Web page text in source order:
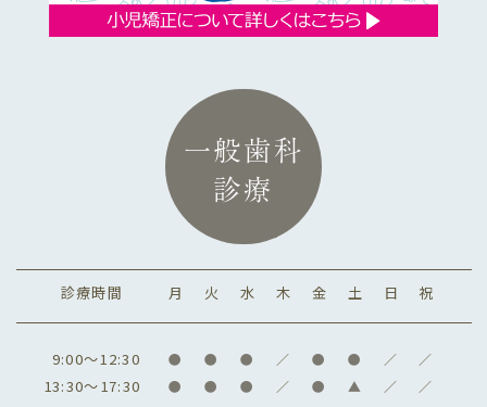
一般歯科
診療
診療時間 月 火 水 木 金 土 日 祝
9:00～12:30 ● ● ● ／ ● ● ／ ／
13:30～17:30 ● ● ● ／ ● ▲ ／ ／